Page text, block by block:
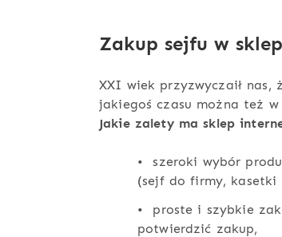
Zakup sejfu w
XXI wiek przyzwyczaił
jakiegoś czasu można też
Jakie zalety ma sklep
• szeroki wybór
(sejf do firmy, kasetki
• proste i szybkie
potwierdzić zakup,